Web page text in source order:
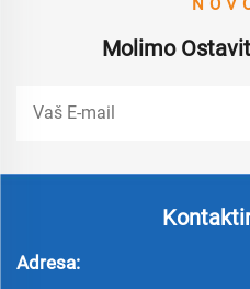
Molimo
Adresa: